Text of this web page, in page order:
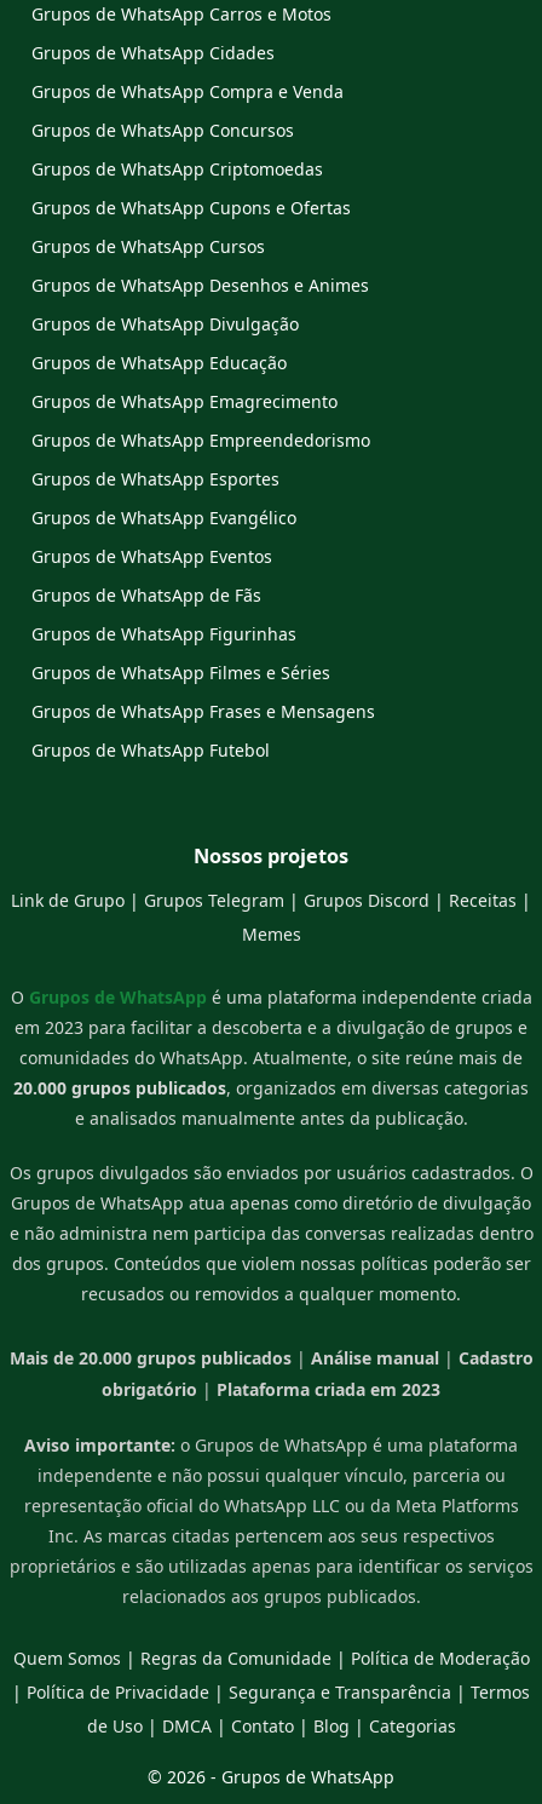
Grupos de WhatsApp Carros e Motos
Grupos de WhatsApp Cidades
Grupos de WhatsApp Compra e Venda
Grupos de WhatsApp Concursos
Grupos de WhatsApp Criptomoedas
Grupos de WhatsApp Cupons e Ofertas
Grupos de WhatsApp Cursos
Grupos de WhatsApp Desenhos e Animes
Grupos de WhatsApp Divulgação
Grupos de WhatsApp Educação
Grupos de WhatsApp Emagrecimento
Grupos de WhatsApp Empreendedorismo
Grupos de WhatsApp Esportes
Grupos de WhatsApp Evangélico
Grupos de WhatsApp Eventos
Grupos de WhatsApp de Fãs
Grupos de WhatsApp Figurinhas
Grupos de WhatsApp Filmes e Séries
Grupos de WhatsApp Frases e Mensagens
Grupos de WhatsApp Futebol
Nossos projetos
Link de Grupo | Grupos Telegram | Grupos Discord | Receitas |
Memes
O Grupos de WhatsApp é uma plataforma independente criada
em 2023 para facilitar a descoberta e a divulgação de grupos e
comunidades do WhatsApp. Atualmente, o site reúne mais de
20.000 grupos publicados, organizados em diversas categorias
e analisados manualmente antes da publicação.
Os grupos divulgados são enviados por usuários cadastrados. O
Grupos de WhatsApp atua apenas como diretório de divulgação
e não administra nem participa das conversas realizadas dentro
dos grupos. Conteúdos que violem nossas políticas poderão ser
recusados ou removidos a qualquer momento.
Mais de 20.000 grupos publicados| Análise manual| Cadastro
obrigatório | Plataforma criada em 2023
Aviso importante: o Grupos de WhatsApp é uma plataforma
independente e não possui qualquer vínculo, parceria ou
representação oficial do WhatsApp LLC ou da Meta Platforms
Inc. As marcas citadas pertencem aos seus respectivos
proprietários e são utilizadas apenas para identificar os serviços
relacionados aos grupos publicados.
Quem Somos | Regras da Comunidade| Política de Moderação
| Política de Privacidade | Segurança e Transparência | Termos
de Uso| DMCA| Contato| Blog | Categorias
© 2026 - Grupos de WhatsApp